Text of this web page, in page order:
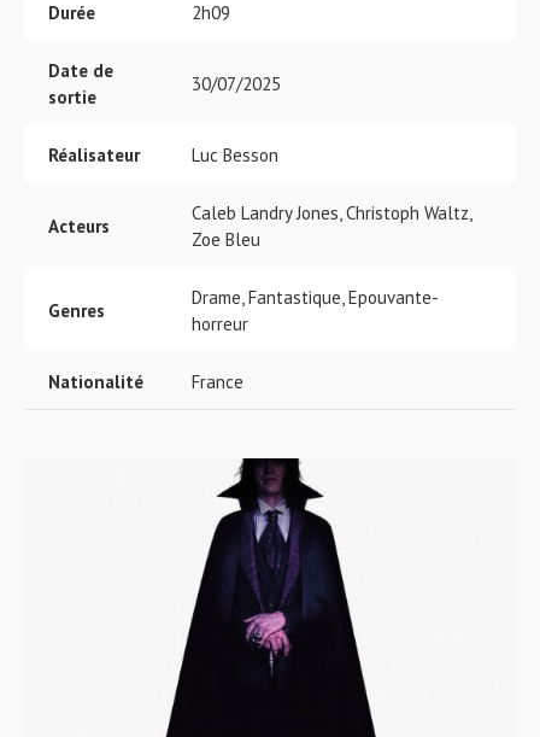
Durée 2h09
Date de
sortie
30/07/2025
Réalisateur Luc Besson
Acteurs
Caleb Landry Jones, Christoph Waltz,
Zoe Bleu
Genres
Drame, Fantastique, Epouvante-
horreur
Nationalité France